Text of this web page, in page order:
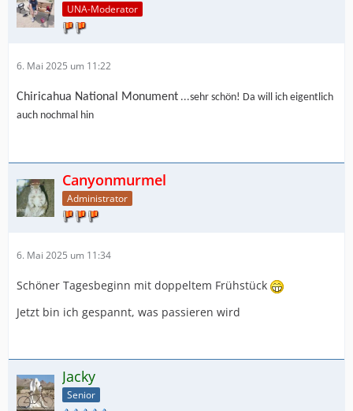
UNA-Moderator
6. Mai 2025 um 11:22
Chiricahua National Monument ...sehr schön! Da will ich eigentlich
auch nochmal hin
Canyonmurmel
Administrator
6. Mai 2025 um 11:34
Schöner Tagesbeginn mit doppeltem Frühstück
Jetzt bin ich gespannt, was passieren wird
Jacky
Senior